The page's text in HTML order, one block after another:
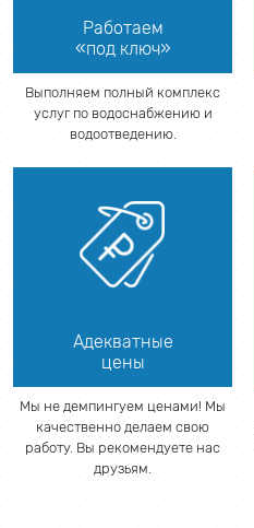
Работаем
«под ключ»
Выполняем полный комплекс
услуг по водоснабжению и
водоотведению.
Адекватные
цены
Мы не демпингуем ценами! Мы
качественно делаем свою
работу. Вы рекомендуете нас
друзьям.